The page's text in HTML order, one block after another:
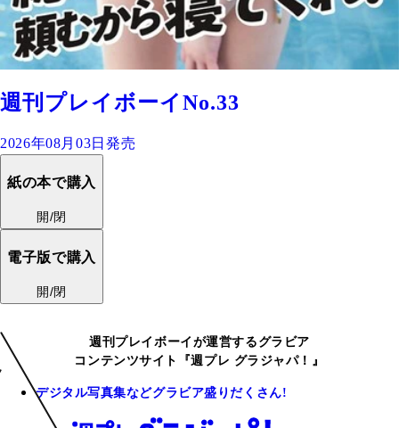
週刊プレイボーイNo.33
2026年08月03日発売
紙の本で購入
開/閉
電子版で購入
開/閉
週刊プレイボーイが運営するグラビア
コンテンツサイト『週プレ グラジャパ！』
デジタル写真集などグラビア盛りだくさん!